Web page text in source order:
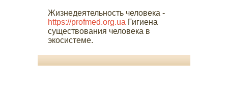
Жизнедеятельность человека -
https://profmed.org.ua Гигиена
существования человека в
экосистеме.